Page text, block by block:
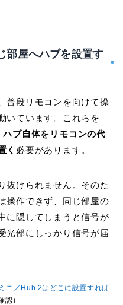
部屋へハブを設置す
普段リモコンを向けて操
いています。これらを
ハブ自体をリモコンの代
く 必要があります。
抜けられません。そのた
操作できず、同じ部屋の
に隠してしまうと信号が
光部にしっかり信号が届
ニ／Hub 2はどこに設置すれば
認）